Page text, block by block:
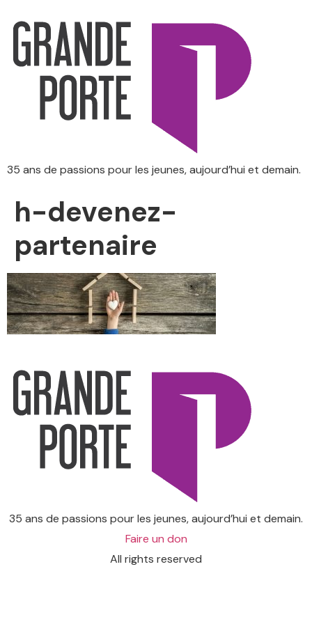
35 ans de passions pour les jeunes, aujourd’hui et demain.
h-devenez-
partenaire
35 ans de passions pour les jeunes, aujourd’hui et demain.
Faire un don
All rights reserved